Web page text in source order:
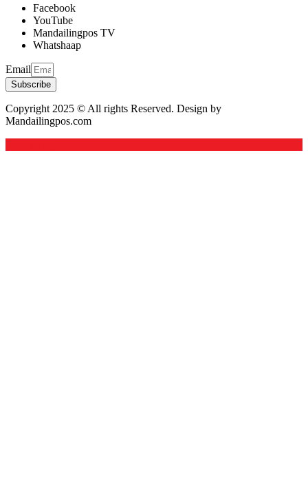
Facebook
YouTube
Mandailingpos TV
Whatshaap
Email
Subscribe
Copyright 2025 © All rights Reserved. Design by
Mandailingpos.com